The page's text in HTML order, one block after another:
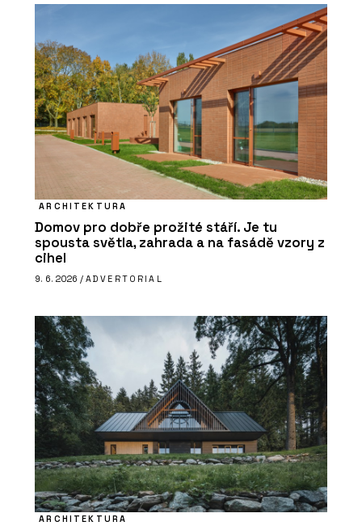
ARCHITEKTURA
Domov pro dobře prožité stáří. Je tu
spousta světla, zahrada a na fasádě vzory z
cihel
9. 6. 2026 / ADVERTORIAL
ARCHITEKTURA